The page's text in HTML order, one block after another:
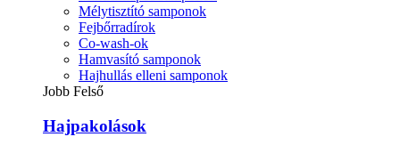
Mélytisztító samponok
Fejbőrradírok
Co-wash-ok
Hamvasító samponok
Hajhullás elleni samponok
Jobb Felső
Hajpakolások